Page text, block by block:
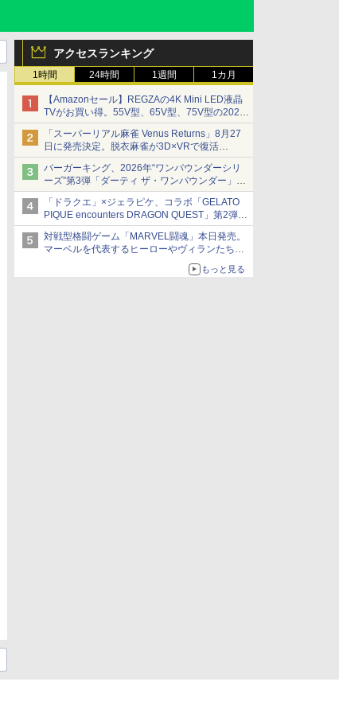
アクセスランキング
1時間 24時間 1週間 1カ月
【Amazonセール】REGZAの4K Mini LED液晶
TVがお買い得。55V型、65V型、75V型の2026
年モデルがラインナップ
「スーパーリアル麻雀 Venus Returns」8月27
日に発売決定。脱衣麻雀が3D×VRで復活
発売から2週間は20%オフになるセールが実施
バーガーキング、2026年“ワンパウンダーシリ
ーズ”第3弾「ダーティ ザ・ワンパウンダー」を
8月7日発売
「特製ガーリックマヨソース」を使用した超大
型チーズバーガー
「ドラクエ」×ジェラピケ、コラボ「GELATO
PIQUE encounters DRAGON QUEST」第2弾が
本日発売
アイスカップに入ったスライムやわたぼう、ベ
ビーサタンなどがオリジナルアートで登場
対戦型格闘ゲーム「MARVEL闘魂」本日発売。
マーベルを代表するヒーローやヴィランたちが
「GUILTY GEAR」などの格ゲーを手掛けるア
もっと見る